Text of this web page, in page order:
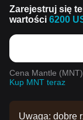
Zarejestruj się
wartości 6200
Cena Mantle
Kup MNT teraz
Uwaga: dobre